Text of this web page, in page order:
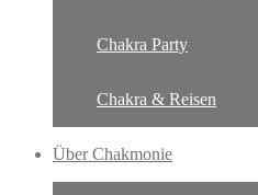
Chakra Party
Chakra & Reisen
Über Chakmonie